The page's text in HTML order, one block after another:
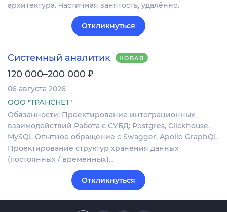
архитектура. Частичная занятость, удалённо.
Откликнуться
Системный аналитик НОВАЯ
120 000–200 000 ₽
06 августа 2026
ООО "ТРАНСНЕТ"
Обязанности: Проектирование интеграционных
взаимодействий Работа с СУБД: Postgres, Clickhouse,
MySQL Опытное обращение с Swagger, Apollo GraphQL
Проектирование структур хранения данных
(постоянных / временных)…
Откликнуться